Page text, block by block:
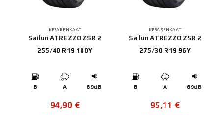
KESÄRENKAAT
Sailun ATREZZO ZSR 2
255/40 R19 100Y
B A 69dB
94,90 €
KESÄRENKAAT
Sailun ATREZZO ZSR 2
275/30 R19 96Y
B A 69dB
95,11 €